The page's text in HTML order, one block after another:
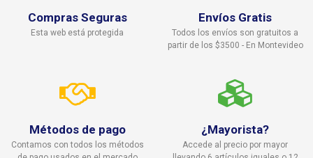
Compras Seguras
Esta web está protegida
Envíos Gratis
Todos los envíos son gratuitos a
partir de los $3500 - En Montevideo
Métodos de pago
Contamos con todos los métodos
¿Mayorista?
Accede al precio por mayor